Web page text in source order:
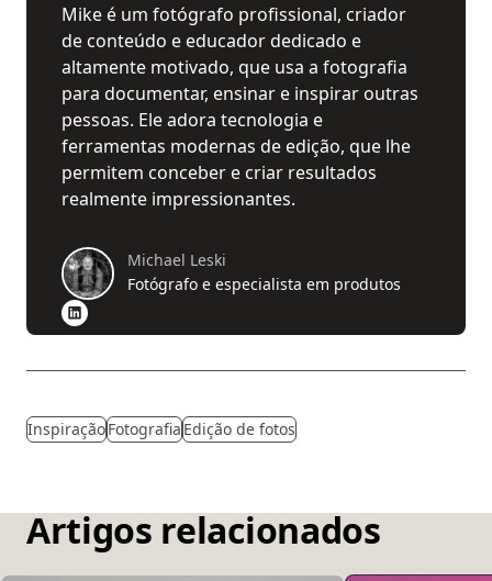
Mike é um fotógrafo profissional, criador
de conteúdo e educador dedicado e
altamente motivado, que usa a fotografia
para documentar, ensinar e inspirar outras
pessoas. Ele adora tecnologia e
ferramentas modernas de edição, que lhe
permitem conceber e criar resultados
realmente impressionantes.
Michael Leski
Fotógrafo e especialista em produtos
InspiraçãoFotografiaEdição de fotos
Artigos relacionados